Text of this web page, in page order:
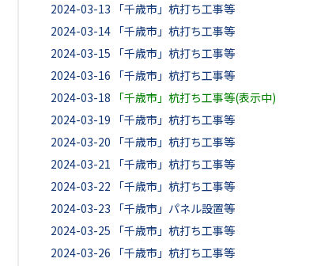
2024-03-13
「千歳市」杭打ち工事等
2024-03-14 「千歳市」杭打ち工事等
2024-03-15
「千歳市」杭打ち工事等
2024-03-16
「千歳市」杭打ち工事等
2024-03-18
「千歳市」杭打ち工事等(表示中)
2024-03-19
「千歳市」杭打ち工事等
2024-03-20
「千歳市」杭打ち工事等
2024-03-21
「千歳市」杭打ち工事等
2024-03-22
「千歳市」杭打ち工事等
2024-03-23
「千歳市」パネル設置等
2024-03-25
「千歳市」杭打ち工事等
2024-03-26
「千歳市」杭打ち工事等